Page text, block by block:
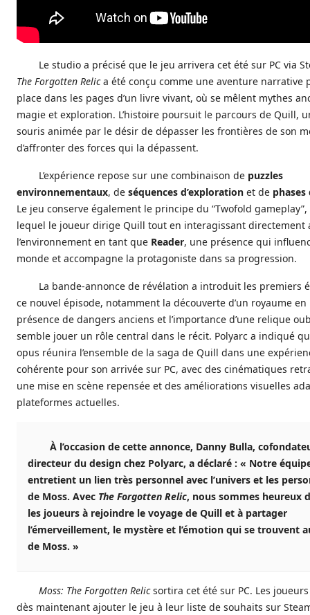
Le studio a précisé que le jeu arrivera cet été sur PC via
The Forgotten Relica été conçu comme une aventure narrative
place dans les pages d’un livre vivant, où se mêlent mythes
magie et exploration. L’histoire poursuit le parcours de Quill,
souris animée par le désir de dépasser les frontières de son
d’affronter des forces qui la dépassent.
L’expérience repose sur une combinaison de puzzles
environnementaux, de séquences d’exploration et de
Le jeu conserve également le principe du “Twofold
lequel le joueur dirige Quill tout en interagissant directement
l’environnement en tant que Reader, une présence qui
monde et accompagne la protagoniste dans sa progression.
La bande‑annonce de révélation a introduit les premiers
ce nouvel épisode, notamment la découverte d’un royaume
présence de dangers anciens et l’importance d’une relique
semble jouer un rôle central dans le récit. Polyarc a indiqué
opus réunira l’ensemble de la saga de Quill dans une
cohérente pour son arrivée sur PC, avec des cinématiques
une mise en scène repensée et des améliorations visuelles
plateformes actuelles.
À l’occasion de cette annonce, Danny Bulla,
directeur du design chez Polyarc, a déclaré : « Notre
entretient un lien très personnel avec l’univers et les
de Moss. Avec The Forgotten Relic, nous sommes heureux
les joueurs à rejoindre le voyage de Quill et à partager
l’émerveillement, le mystère et l’émotion qui se trouvent
de Moss. »
Moss: The Forgotten Relicsortira cet été sur PC. Les
dès maintenant ajouter le jeu à leur liste de souhaits sur